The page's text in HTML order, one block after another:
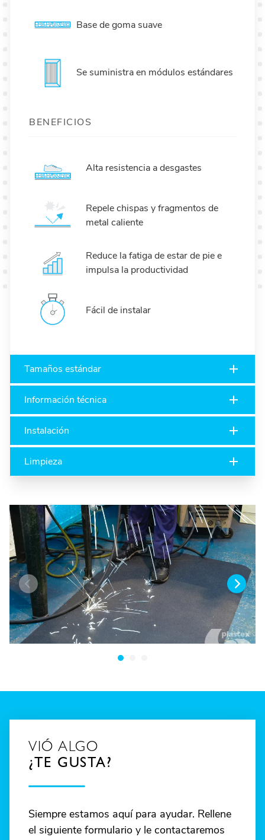
Base de goma suave
Se suministra en módulos estándares
BENEFICIOS
Alta resistencia a desgastes
Repele chispas y fragmentos de
metal caliente
Reduce la fatiga de estar de pie e
impulsa la productividad
Fácil de instalar
Tamaños estándar
Información técnica
Instalación
Limpieza
VIÓ ALGO
¿TE GUSTA?
Siempre estamos aquí para ayudar. Rellene
el siguiente formulario y le contactaremos